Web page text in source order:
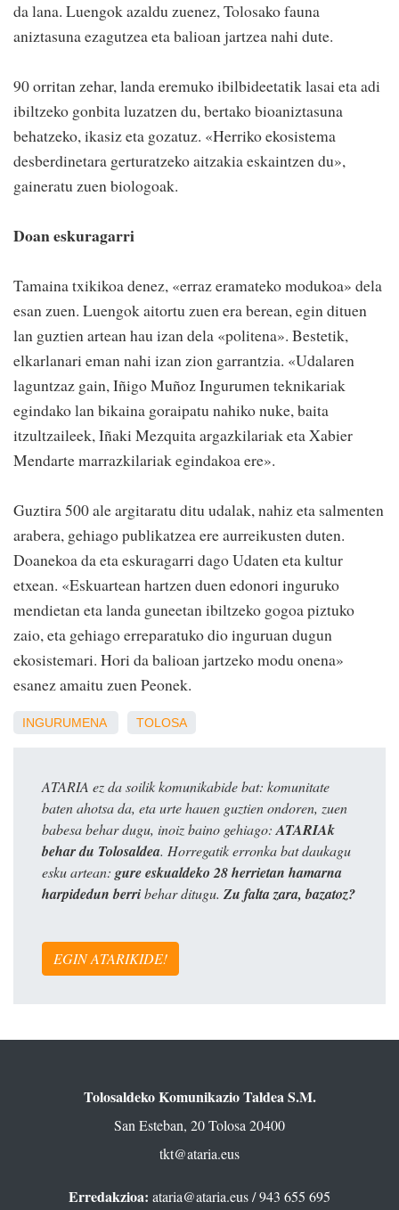
da lana. Luengok azaldu zuenez, Tolosako fauna
aniztasuna ezagutzea eta balioan jartzea nahi dute.
90 orritan zehar, landa eremuko ibilbideetatik lasai eta adi
ibiltzeko gonbita luzatzen du, bertako bioaniztasuna
behatzeko, ikasiz eta gozatuz. «Herriko ekosistema
desberdinetara gerturatzeko aitzakia eskaintzen du»,
gaineratu zuen biologoak.
Doan eskuragarri
Tamaina txikikoa denez, «erraz eramateko modukoa» dela
esan zuen. Luengok aitortu zuen era berean, egin dituen
lan guztien artean hau izan dela «politena». Bestetik,
elkarlanari eman nahi izan zion garrantzia. «Udalaren
laguntzaz gain, Iñigo Muñoz Ingurumen teknikariak
egindako lan bikaina goraipatu nahiko nuke, baita
itzultzaileek, Iñaki Mezquita argazkilariak eta Xabier
Mendarte marrazkilariak egindakoa ere».
Guztira 500 ale argitaratu ditu udalak, nahiz eta salmenten
arabera, gehiago publikatzea ere aurreikusten duten.
Doanekoa da eta eskuragarri dago Udaten eta kultur
etxean. «Eskuartean hartzen duen edonori inguruko
mendietan eta landa guneetan ibiltzeko gogoa piztuko
zaio, eta gehiago erreparatuko dio inguruan dugun
ekosistemari. Hori da balioan jartzeko modu onena»
esanez amaitu zuen Peonek.
INGURUMENA TOLOSA
ATARIA ez da soilik komunikabide bat: komunitate
baten ahotsa da, eta urte hauen guztien ondoren, zuen
babesa behar dugu, inoiz baino gehiago:ATARIAk
behar du Tolosaldea. Horregatik erronka bat daukagu
esku artean: gure eskualdeko 28 herrietan hamarna
harpidedun berribehar ditugu. Zu falta zara, bazatoz?
EGIN ATARIKIDE!
Tolosaldeko Komunikazio Taldea S.M.
San Esteban, 20 Tolosa 20400
tkt@ataria.eus
Erredakzioa: ataria@ataria.eus/ 943 655 695